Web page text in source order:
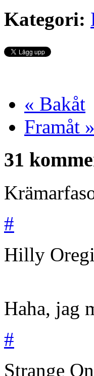
Kategori:
« Bakåt
Framåt »
31
#
Hilly
Haha, jag
#
Strange